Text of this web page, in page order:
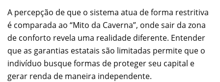
A percepção de que o sistema atua de forma restritiva
é comparada ao “Mito da Caverna”, onde sair da zona
de conforto revela uma realidade diferente. Entender
que as garantias estatais são limitadas permite que o
indivíduo busque formas de proteger seu capital e
gerar renda de maneira independente.